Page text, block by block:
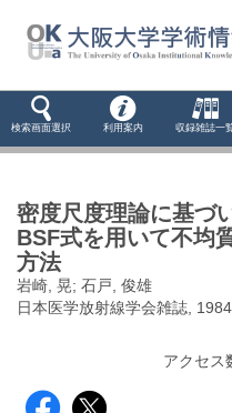
検索画面選択 利用案内 収録雑誌一
密度尺度理論に基づ
BSF式を用いて不均
方法
岩崎, 晃; 石戸, 俊雄
日本医学放射線学会雑誌,
アクセス